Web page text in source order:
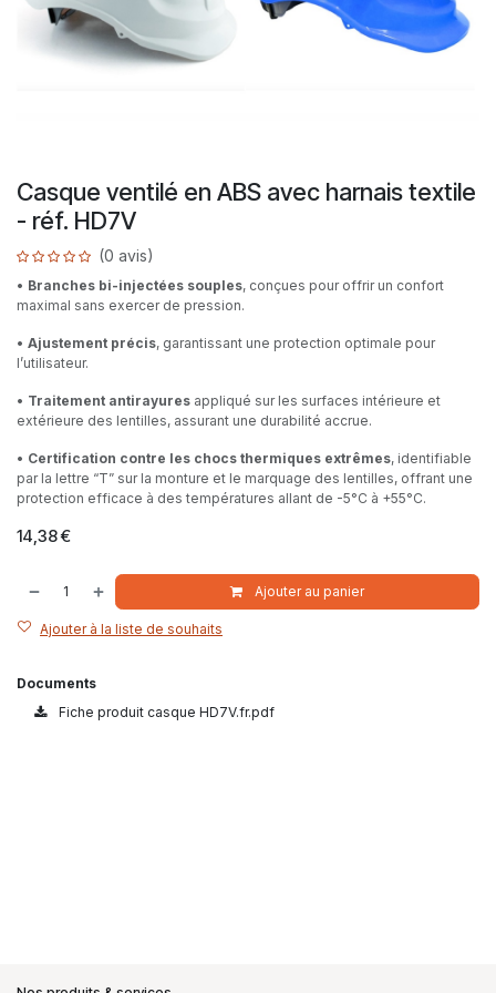
Casque ventilé en ABS avec harnais textile
- réf. HD7V
(0 avis)
• Branches bi-injectées souples, conçues pour offrir un confort
maximal sans exercer de pression.
• Ajustement précis, garantissant une protection optimale pour
l’utilisateur.
• Traitement antirayures appliqué sur les surfaces intérieure et
extérieure des lentilles, assurant une durabilité accrue.
• Certification contre les chocs thermiques extrêmes, identifiable
par la lettre “T” sur la monture et le marquage des lentilles, offrant une
protection efficace à des températures allant de -5°C à +55°C.
14,38€
Ajouter au panier
Ajouter à la liste de souhaits
Documents
Fiche produit casque HD7V.fr.pdf